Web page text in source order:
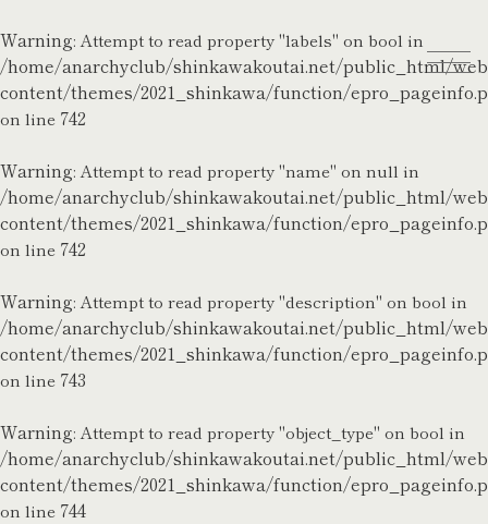
Warning: Attempt to read property "labels" on bool in
/home/anarchyclub/shinkawakoutai.net/public_html/
content/themes/2021_shinkawa/function/
on line 742
Warning: Attempt to read property "name" on null in
/home/anarchyclub/shinkawakoutai.net/public_html/
content/themes/2021_shinkawa/function/
on line 742
Warning: Attempt to read property "description" on bool in
/home/anarchyclub/shinkawakoutai.net/public_html/
content/themes/2021_shinkawa/function/
on line 743
Warning: Attempt to read property "object_type" on bool in
/home/anarchyclub/shinkawakoutai.net/public_html/
content/themes/2021_shinkawa/function/
on line 744